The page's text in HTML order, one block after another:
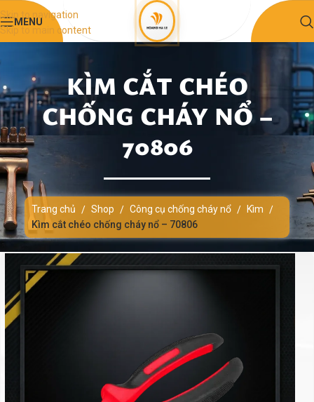
Skip to navigation
Skip to main content
MENU
KÌM CẮT CHÉO
CHỐNG CHÁY NỔ –
70806
Trang chủ / Shop / Công cụ chống cháy nổ / Kìm /
Kìm cắt chéo chống cháy nổ – 70806